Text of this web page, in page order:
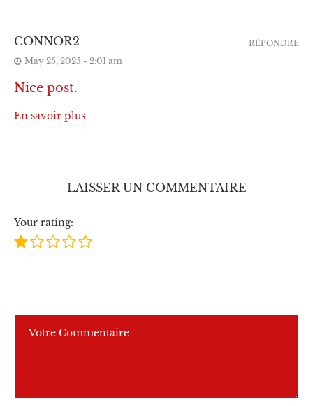
CONNOR2
May 25, 2025 - 2:01 am
Nice post.
En savoir plus
RÉPONDRE
LAISSER UN COMMENTAIRE
Your rating: